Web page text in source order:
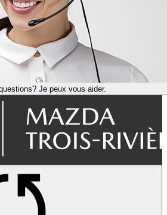
Je peux vous aider.